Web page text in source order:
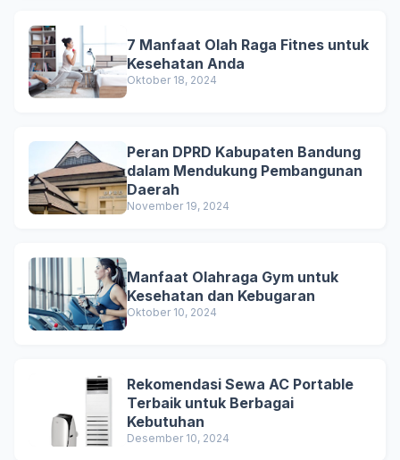
7 Manfaat Olah Raga Fitnes untuk
Kesehatan Anda
Oktober 18, 2024
Peran DPRD Kabupaten Bandung
dalam Mendukung Pembangunan
Daerah
November 19, 2024
Manfaat Olahraga Gym untuk
Kesehatan dan Kebugaran
Oktober 10, 2024
Rekomendasi Sewa AC Portable
Terbaik untuk Berbagai
Kebutuhan
Desember 10, 2024